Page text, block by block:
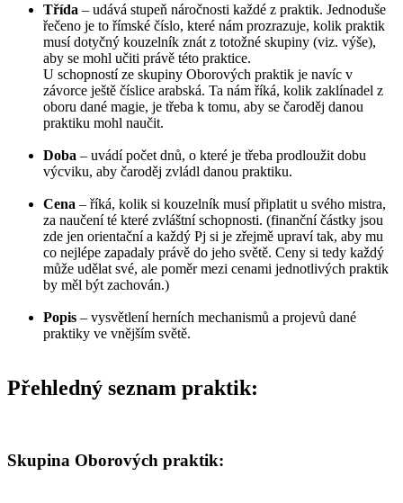
Třída – udává stupeň náročnosti každé z praktik. Jednoduše
řečeno je to římské číslo, které nám prozrazuje, kolik praktik
musí dotyčný kouzelník znát z totožné skupiny (viz. výše),
aby se mohl učiti právě této praktice.
U schopností ze skupiny Oborových praktik je navíc v
závorce ještě číslice arabská. Ta nám říká, kolik zaklínadel z
oboru dané magie, je třeba k tomu, aby se čaroděj danou
praktiku mohl naučit.
Doba – uvádí počet dnů, o které je třeba prodloužit dobu
výcviku, aby čaroděj zvládl danou praktiku.
Cena – říká, kolik si kouzelník musí připlatit u svého mistra,
za naučení té které zvláštní schopnosti. (finanční částky jsou
zde jen orientační a každý Pj si je zřejmě upraví tak, aby mu
co nejlépe zapadaly právě do jeho světě. Ceny si tedy každý
může udělat své, ale poměr mezi cenami jednotlivých praktik
by měl být zachován.)
Popis – vysvětlení herních mechanismů a projevů dané
praktiky ve vnějším světě.
Přehledný seznam praktik:
Skupina Oborových praktik: